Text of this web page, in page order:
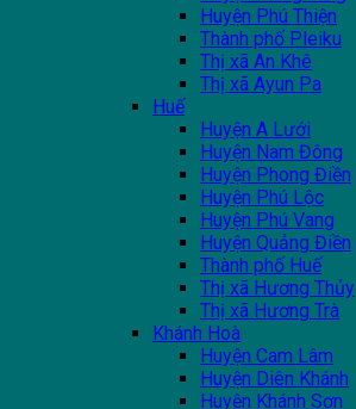
Huyện Phú Thiện
Thành phố Pleiku
Thị xã An Khê
Thị xã Ayun Pa
Huế
Huyện A Lưới
Huyện Nam Đông
Huyện Phong Điền
Huyện Phú Lộc
Huyện Phú Vang
Huyện Quảng Điền
Thành phố Huế
Thị xã Hương Thủy
Thị xã Hương Trà
Khánh Hoà
Huyện Cam Lâm
Huyện Diên Khánh
Huyện Khánh Sơn